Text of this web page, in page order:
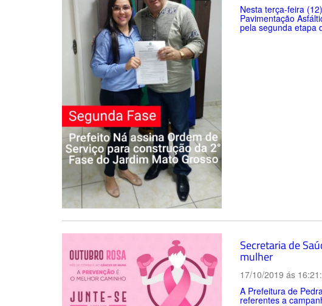
Nesta terça-feira
Pavimentação
pela segunda etapa
Secretaria de
mulher
17/10/2019 ás
A Prefeitura de
referentes a